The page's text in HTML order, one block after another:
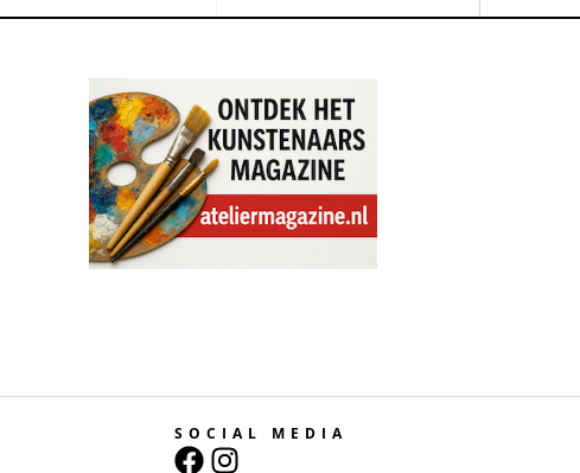
SOCIAL MEDIA